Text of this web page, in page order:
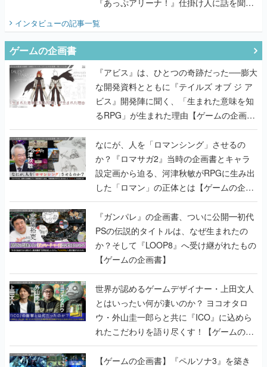
インタビューの記事一覧
ゲームの企画書
『アビス』は、ひとつの奇跡だった──膨大
な開発資料とともに『テイルズ オブ ジ ア
ビス』開発陣に聞く、「生まれた意味を知
るRPG」が生まれた理由【ゲームの企画
書】
なにが、人を「ロマンシング」させるの
か？『ロマサガ2』当時の企画書とキャラ
設定画から迫る、河津秋敏がRPGに生み出
した「ロマン」の正体とは【ゲームの企画
書】
『ガンパレ』の企画書、ついに公開━初代
PSの伝説的タイトルは、なぜ生まれたの
か？そして『LOOP8』へ受け継がれたもの
【ゲームの企画書】
世界が認めるゲームデザイナー・上田文人
とはいったい何が凄いのか？ ヨコオタロ
ウ・外山圭一郎らと共に『ICO』に込めら
れたこだわりを語り尽くす！【ゲームの企
画書】
【ゲームの企画書】『ペルソナ3』を築き